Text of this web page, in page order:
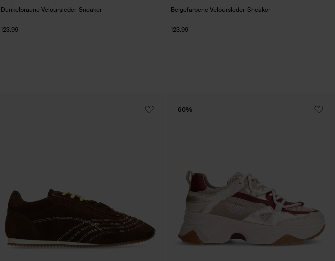
Dunkelbraune Veloursleder-Sneaker
123.99
Beigefarbene Veloursleder-Sneaker
123.99
- 60%